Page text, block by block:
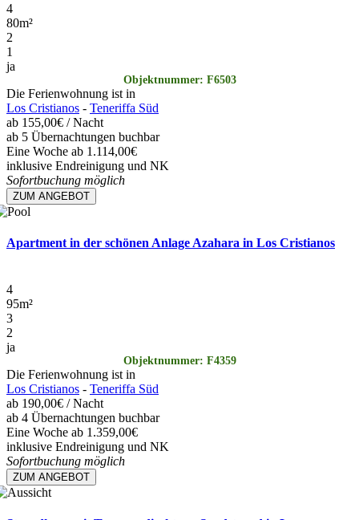
4
80m²
2
1
ja
Objektnummer: F6503
Die Ferienwohnung ist in
Los Cristianos - Teneriffa Süd
ab 155,00€ / Nacht
ab 5 Übernachtungen buchbar
Eine Woche ab 1.114,00€
inklusive Endreinigung und NK
Sofortbuchung möglich
ZUM ANGEBOT
Apartment in der schönen Anlage Azahara in Los Cristianos
4
95m²
3
2
ja
Objektnummer: F4359
Die Ferienwohnung ist in
Los Cristianos - Teneriffa Süd
ab 190,00€ / Nacht
ab 4 Übernachtungen buchbar
Eine Woche ab 1.359,00€
inklusive Endreinigung und NK
Sofortbuchung möglich
ZUM ANGEBOT